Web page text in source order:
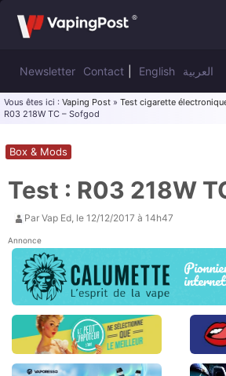
Newsletter Contact English العربية
Vous êtes ici : Vaping Post » Test cigarette
R03 218W TC – Sofgod
Test : R03 218W
Box & Mods
Par Vap Ed, le 12/12/2017 à 14h47
Annonce